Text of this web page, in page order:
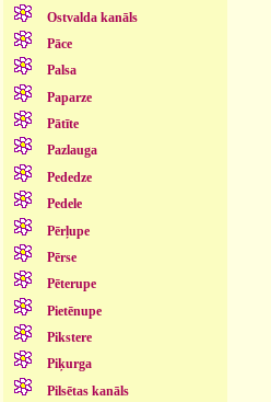
Ostvalda kanāls
Pāce
Palsa
Paparze
Pātīte
Pazlauga
Pededze
Pedele
Pērļupe
Pērse
Pēterupe
Pietēnupe
Pikstere
Piķurga
Pilsētas kanāls